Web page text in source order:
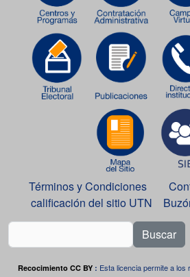
Términos y Condiciones
calificación del sitio UTN
Buscar
Recocimiento CC BY : Esta licencia permite a los